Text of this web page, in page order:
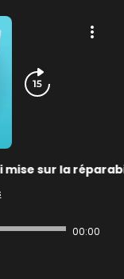
mise sur la
00:00